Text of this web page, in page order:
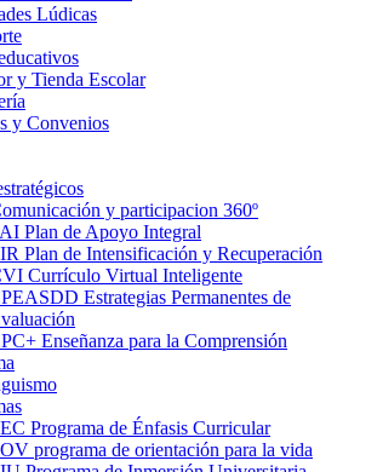
Lúdicas
y Tienda Escolar
y Convenios
y participacion 360º
Plan de Apoyo Integral
Plan de Intensificación y Recuperación
Currículo Virtual Inteligente
Estrategias Permanentes de
Enseñanza para la Comprensión
Programa de Énfasis Curricular
programa de orientación para la vida